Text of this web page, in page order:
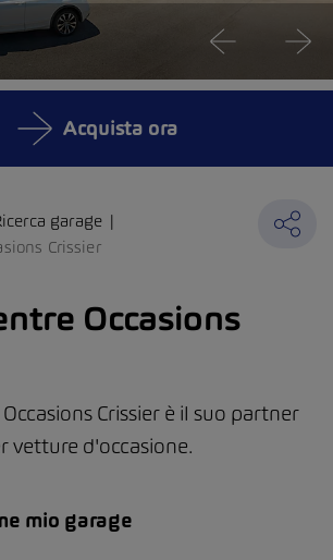
garage
Crissier
Occasions
Crissier è il suo partner
vetture d'occasione.
mio garage
Acquista ora